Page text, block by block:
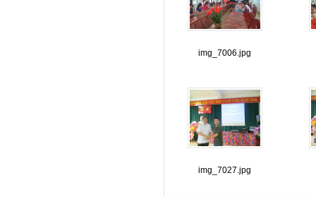
img_7006.jpg
img_7027.jpg